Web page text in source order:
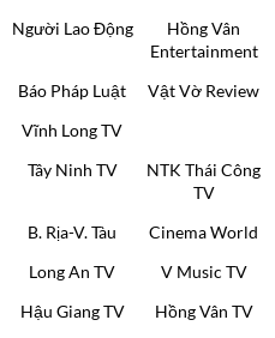
Người Lao Động
Hồng Vân
Entertainment
Báo Pháp Luật
Vật Vờ Review
Vĩnh Long TV
Tây Ninh TV
NTK Thái Công
TV
B. Rịa-V. Tàu
Cinema World
Long An TV
V Music TV
Hậu Giang TV
Hồng Vân TV